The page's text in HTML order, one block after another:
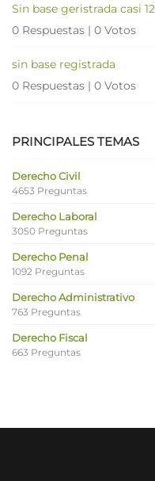
Sin base geristrada casi
0 Respuestas | 0 Votos
sin base registrada
0 Respuestas | 0 Votos
PRINCIPALES TEMAS
Derecho Civil
4653 Preguntas
Derecho Laboral
3050 Preguntas
Derecho Penal
1092 Preguntas
Derecho Administrativo
763 Preguntas
Derecho Fiscal
663 Preguntas